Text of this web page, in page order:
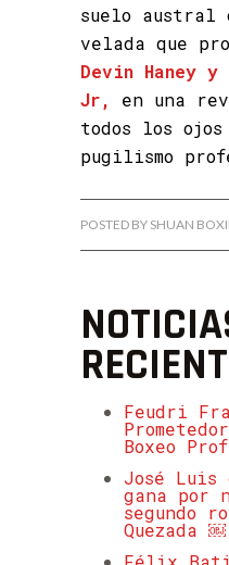
suelo austral
velada que
Devin Haney y
Jr,
en una
todos los ojos
pugilismo
POSTED BY SHUAN
Feudri
Boxeo
José Luis
gana por
segundo
Quezada ￼